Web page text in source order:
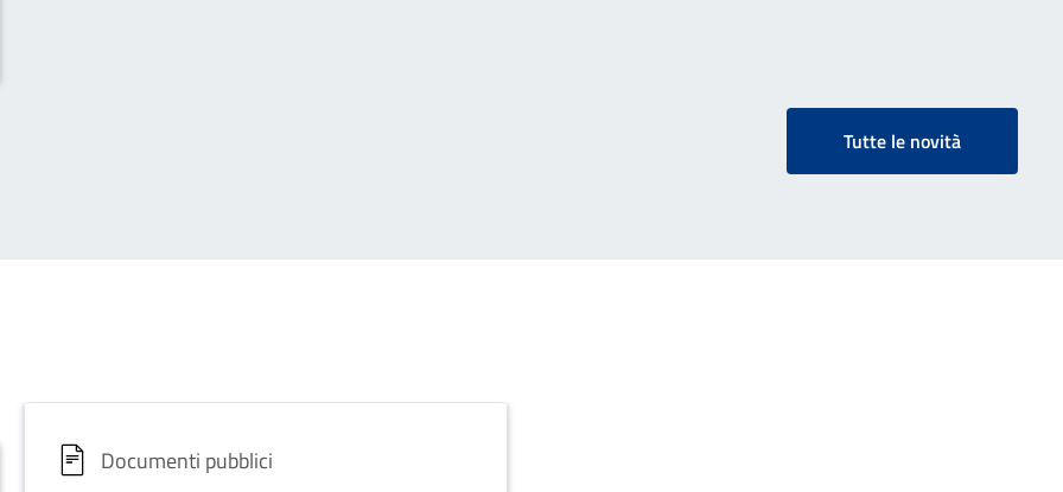
Tutte le novità
Documenti pubblici